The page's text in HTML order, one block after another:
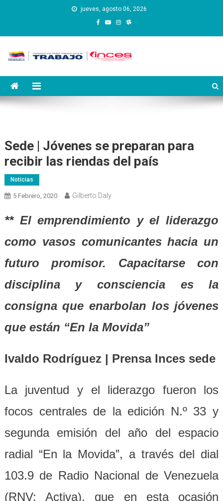
jueves, agosto 06, 2026
Instituto Nacional de
Capacitación y Educación
Sede | Jóvenes se preparan para
recibir las riendas del país
Noticias
5 Febrero, 2020 Gilberto Daly
** El emprendimiento y el liderazgo
como vasos comunicantes hacia un
futuro promisor. Capacitarse con
disciplina y consciencia es la
consigna que enarbolan los jóvenes
que están “En la Movida”
Ivaldo Rodríguez | Prensa Inces sede
La juventud y el liderazgo fueron los
focos centrales de la edición N.º 33 y
segunda emisión del año del espacio
radial “En la Movida”, a través del dial
103.9 de Radio Nacional de Venezuela
(RNV: Activa), que en esta ocasión